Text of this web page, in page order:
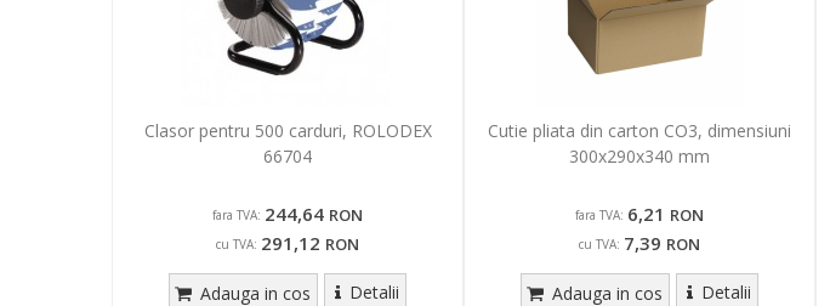
Clasor pentru 500 carduri, ROLODEX
66704
fara TVA: 244,64 RON
cu TVA: 291,12 RON
Adauga in cos Detalii
Cutie pliata din carton CO3, dimensiuni
300x290x340 mm
fara TVA: 6,21 RON
cu TVA: 7,39 RON
Adauga in cos Detalii